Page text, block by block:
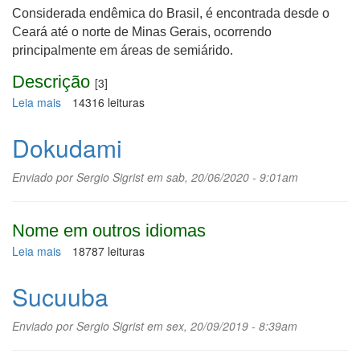
Considerada endêmica do Brasil, é encontrada desde o
Ceará até o norte de Minas Gerais, ocorrendo
principalmente em áreas de semiárido.
Descrição [3]
Leia mais sobre
onça
14316 leituras
Dokudami
Enviado porSergio Sigristem sab, 20/06/2020 - 9:01am
Nome em outros idiomas
Leia mais sobre
18787 leituras
Sucuuba
Enviado porSergio Sigristem sex, 20/09/2019 - 8:39am